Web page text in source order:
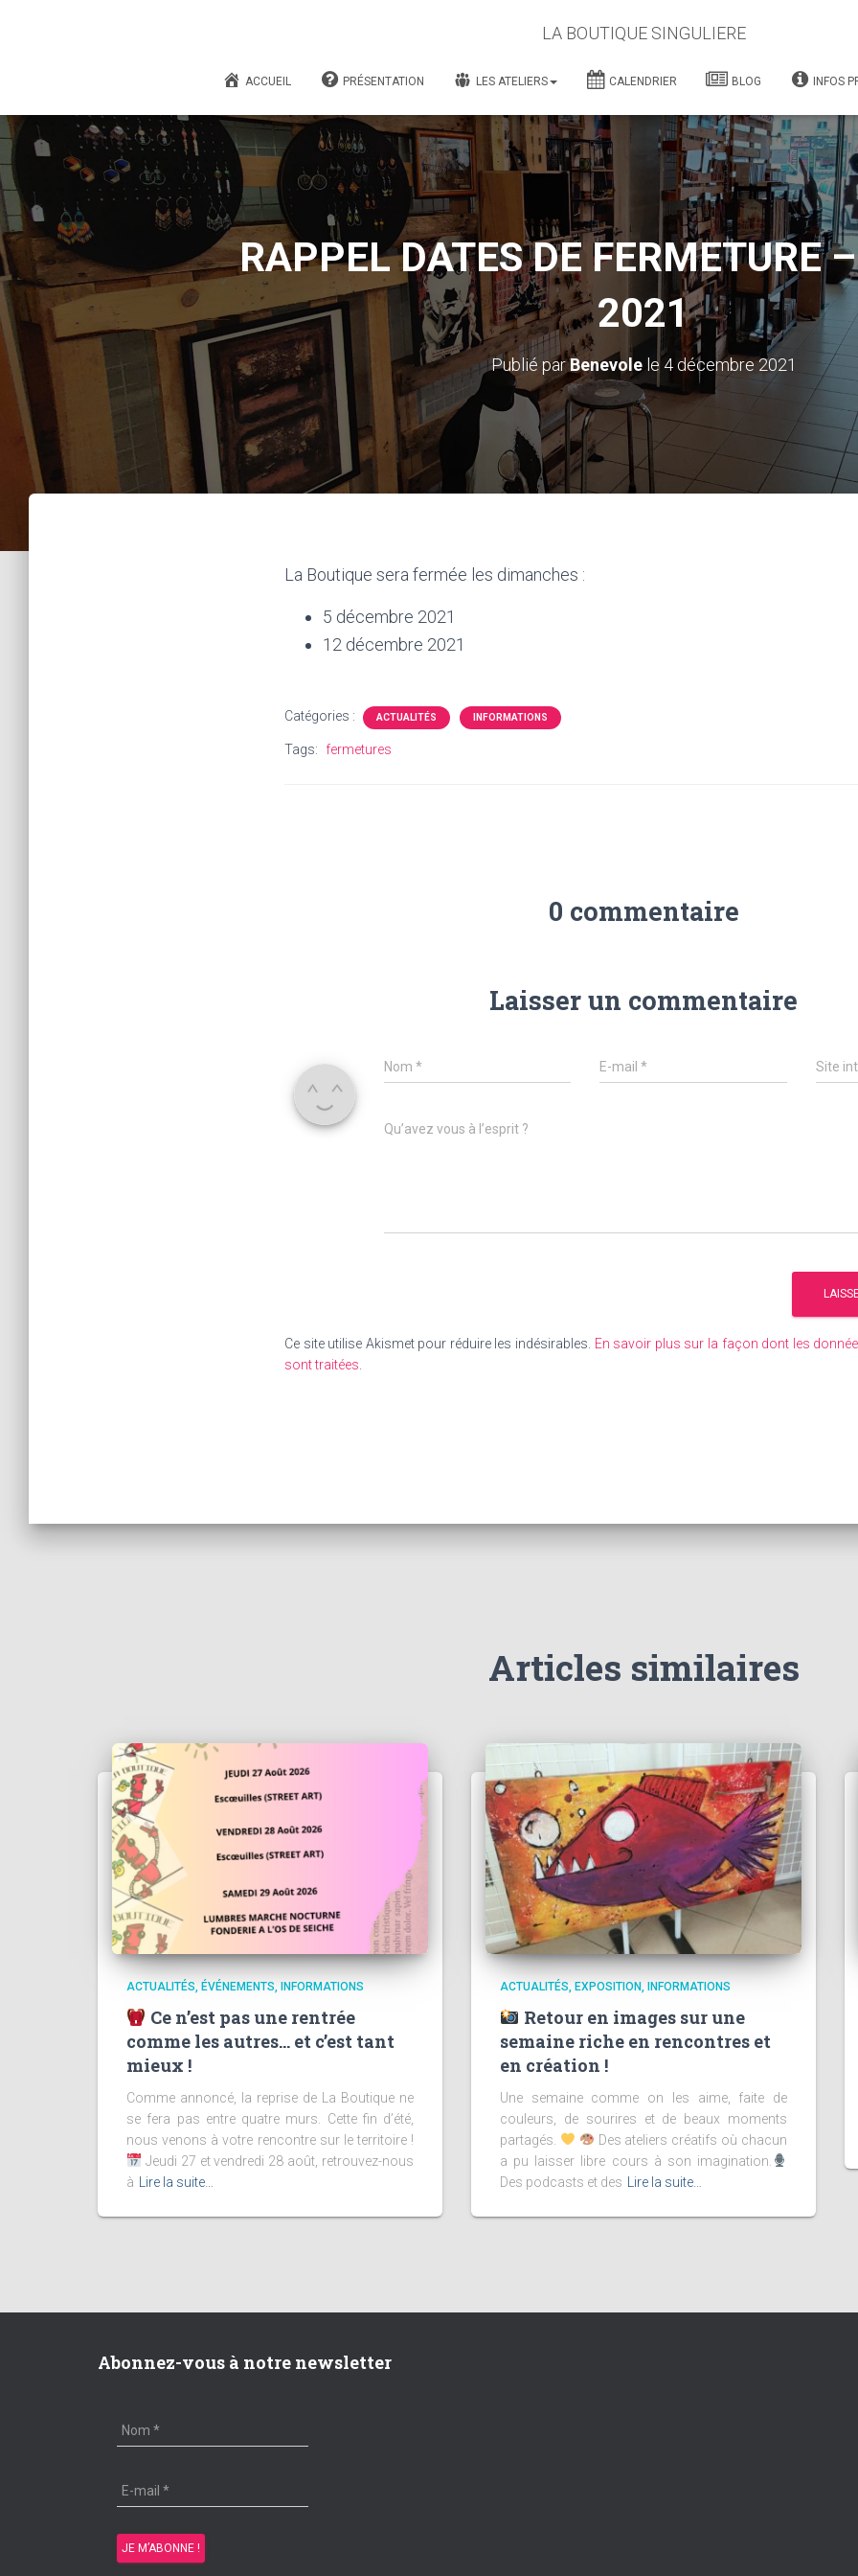
LA BOUTIQUE SINGULIERE
ACCUEIL PRÉSENTATION LES ATELIERS CALENDRIER BLOG INFOS
RAPPEL DATES DE FERMETURE
2021
Publié parBenevolele 4 décembre 2021
La Boutique sera fermée les dimanches :
5 décembre 2021
12 décembre 2021
Catégories : ACTUALITÉS INFORMATIONS
Tags: fermetures
0 commentaire
Laisser un commentaire
Nom * E-mail* Site
Qu’avez vous à l’esprit ?
Ce site utilise Akismet pour réduire les indésirables. En savoir plus sur la façon dont les
sont traitées
Articles similaires
ACTUALITÉS ÉVÉNEMENTS INFORMATIONS
Ce n’est pas une rentrée
comme les autres… et c’est tant
mieux !
Comme annoncé, la reprise de La Boutique ne
se fera pas entre quatre murs. Cette fin d’été,
nous venons à votre rencontre sur le territoire !
Jeudi 27 et vendredi 28 août, retrouvez-nous
à
Lire la suite…
ACTUALITÉS EXPOSITION INFORMATIONS
Retour en images sur une
semaine riche en rencontres et
en création !
Une semaine comme on les aime, faite de
couleurs, de sourires et de beaux moments
partagés.
Des ateliers créatifs où chacun
a pu laisser libre cours à son imagination.
Des podcasts et des
Lire la suite…
Abonnez-vous à notre newsletter